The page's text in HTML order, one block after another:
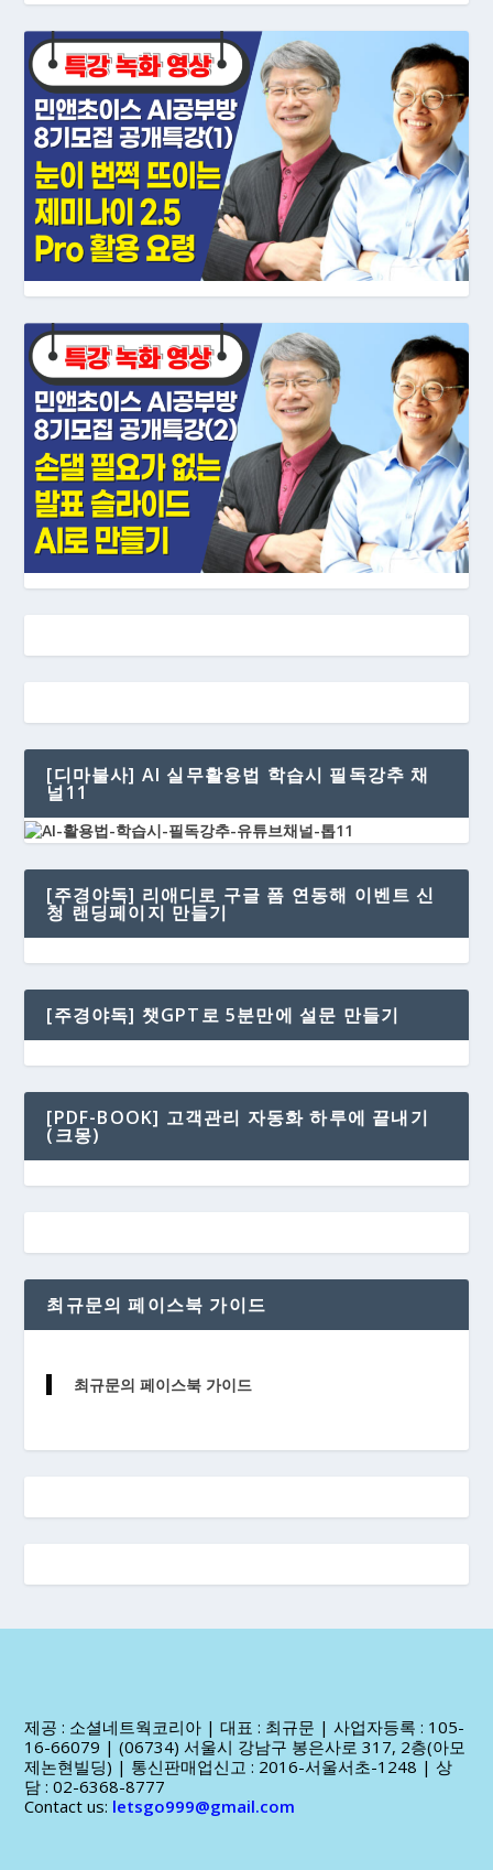
[디마불사] AI 실무활용법 학습시 필독강추 채
널11
[주경야독] 리애디로 구글 폼 연동해 이벤트 신
청 랜딩페이지 만들기
[주경야독] 챗GPT로 5분만에 설문 만들기
[PDF-BOOK] 고객관리 자동화 하루에 끝내기
(크몽)
최규문의 페이스북 가이드
최규문의 페이스북 가이드
제공 : 소셜네트웍코리아 | 대표 : 최규문 | 사업자등록 : 105-
16-66079 | (06734) 서울시 강남구 봉은사로 317, 2층(아모
제논현빌딩) | 통신판매업신고 : 2016-서울서초-1248 | 상
담 : 02-6368-8777
Contact us: letsgo999@gmail.com